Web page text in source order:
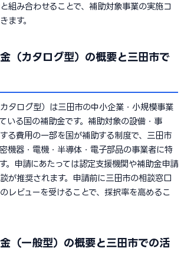
組み合わせることで、補助対象事業の実施コ
ます。
（カタログ型）の概要と三田市で
タログ型）は三田市の中小企業・小規模事業
いる国の補助金です。補助対象の設備・事
る費用の一部を国が補助する制度で、三田市
機器・電機・半導体・電子部品の事業者に特
。申請にあたっては認定支援機関や補助金申請
が推奨されます。申請前に三田市の相談窓口
レビューを受けることで、採択率を高めるこ
（一般型）の概要と三田市での活